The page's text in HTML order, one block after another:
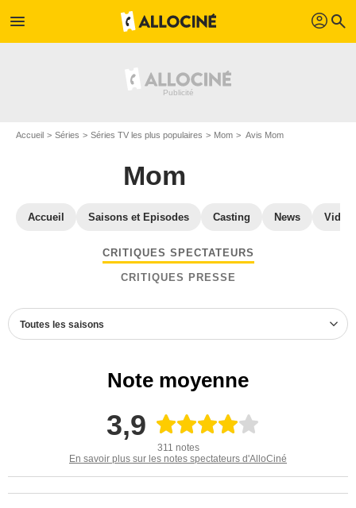
menu profil search
Accueil Séries Séries TV les plus populaires Mom Avis Mom
Mom
Accueil Saisons et Episodes Casting News
CRITIQUES SPECTATEURS
CRITIQUES PRESSE
Toutes les saisons
Note moyenne
3,9
311 notes
En savoir plus sur les notes spectateurs d'AlloCiné